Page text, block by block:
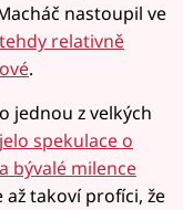
nastoupil ve
relativně
.
jednou z velkých
spekulace o
bývalé milence
až takoví profíci, že